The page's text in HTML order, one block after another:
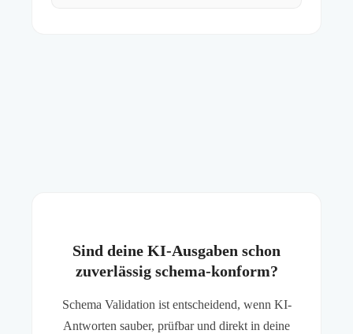
Sind deine KI-Ausgaben schon
zuverlässig schema-konform?
Schema Validation ist entscheidend, wenn KI-
Antworten sauber, prüfbar und direkt in deine